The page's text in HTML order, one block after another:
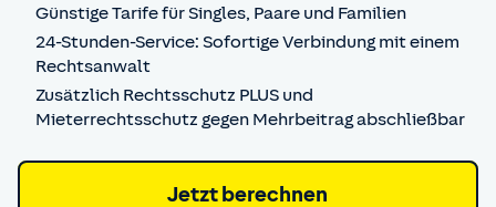
Günstige Tarife für Singles, Paare und Familien
24-Stunden-Service: Sofortige Verbindung mit einem
Rechtsanwalt
Zusätzlich Rechtsschutz PLUS und
Mieterrechtsschutz gegen Mehrbeitrag abschließbar
Jetzt berechnen